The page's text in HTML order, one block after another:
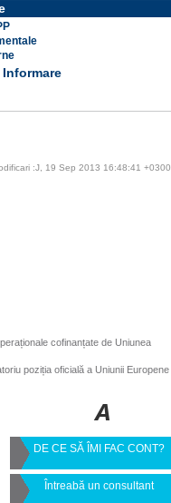
:J, 19 Sep 2013 16:48:41 +0300
cofinanțate de Uniunea
poziția oficială a Uniunii Europene
DE CE SĂ ÎMI FAC CONT?
Întreabă un consultant